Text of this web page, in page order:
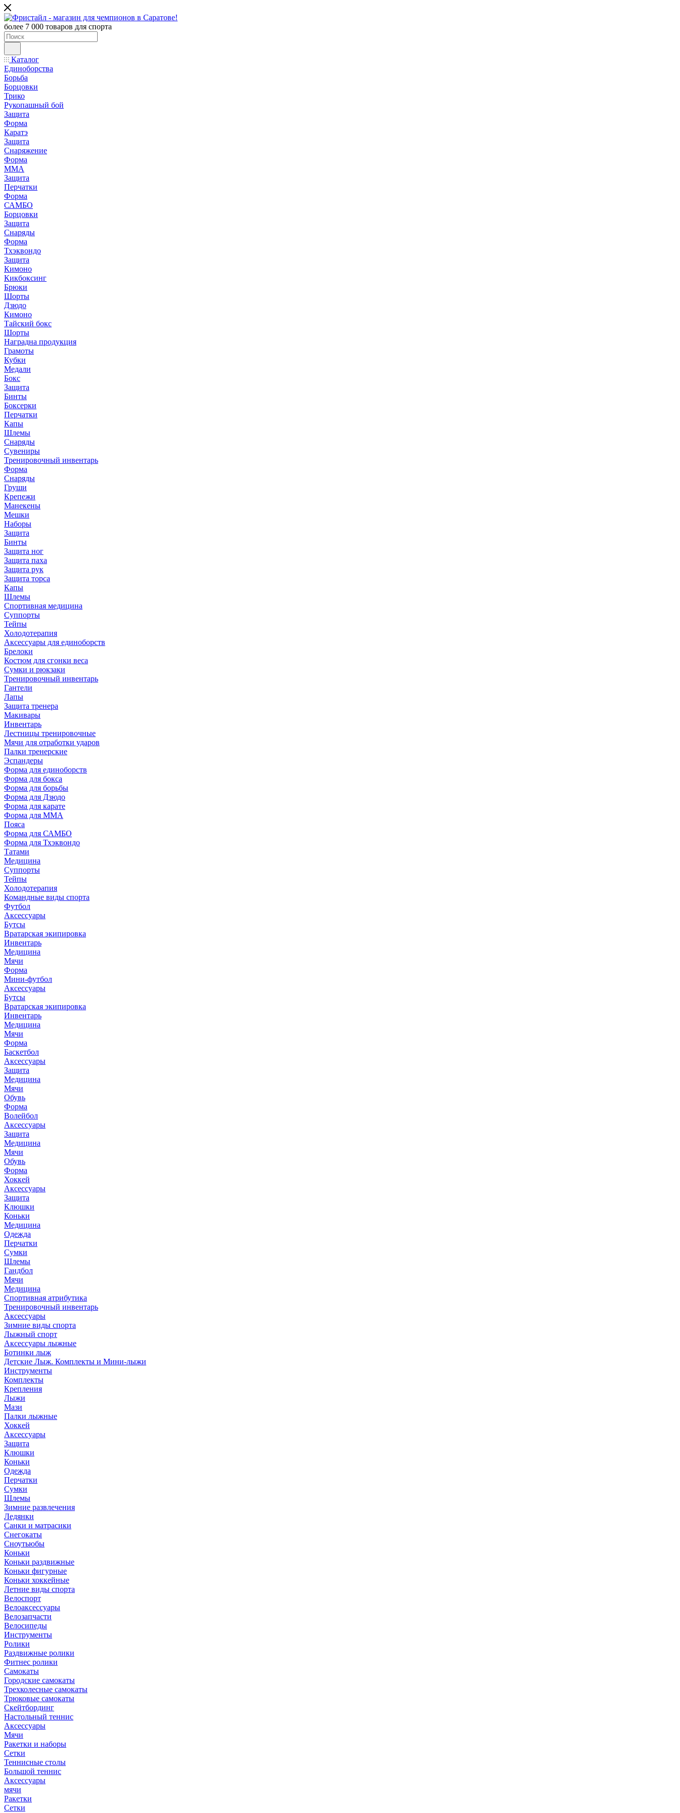
более 7 000 товаров для спорта
Каталог
Единоборства
Борьба
Борцовки
Трико
Рукопашный бой
Защита
Форма
Каратэ
Защита
Снаряжение
Форма
ММА
Защита
Перчатки
Форма
САМБО
Борцовки
Защита
Снаряды
Форма
Тхэквондо
Защита
Кимоно
Кикбоксинг
Брюки
Шорты
Дзюдо
Кимоно
Тайский бокс
Шорты
Наградна продукция
Грамоты
Кубки
Медали
Бокс
Защита
Бинты
Боксерки
Перчатки
Капы
Шлемы
Снаряды
Сувениры
Тренировочный инвентарь
Форма
Снаряды
Груши
Крепежи
Манекены
Мешки
Наборы
Защита
Бинты
Защита ног
Защита паха
Защита рук
Защита торса
Капы
Шлемы
Спортивная медицина
Суппорты
Тейпы
Холодотерапия
Аксессуары для единоборств
Брелоки
Костюм для сгонки веса
Сумки и рюкзаки
Тренировочный инвентарь
Гантели
Лапы
Защита тренера
Макивары
Инвентарь
Лестницы тренировочные
Мячи для отработки ударов
Палки тренерские
Эспандеры
Форма для единоборств
Форма для бокса
Форма для борьбы
Форма для Дзюдо
Форма для карате
Форма для MMA
Пояса
Форма для САМБО
Форма для Тхэквондо
Татами
Медицина
Суппорты
Тейпы
Холодотерапия
Командные виды спорта
Футбол
Аксессуары
Бутсы
Вратарская экипировка
Инвентарь
Медицина
Мячи
Форма
Мини-футбол
Аксессуары
Бутсы
Вратарская экипировка
Инвентарь
Медицина
Мячи
Форма
Баскетбол
Аксессуары
Защита
Медицина
Мячи
Обувь
Форма
Волейбол
Аксессуары
Защита
Медицина
Мячи
Обувь
Форма
Хоккей
Аксессуары
Защита
Клюшки
Коньки
Медицина
Одежда
Перчатки
Сумки
Шлемы
Гандбол
Мячи
Медицина
Спортивная атрибутика
Тренировочный инвентарь
Аксессуары
Зимние виды спорта
Лыжный спорт
Аксессуары лыжные
Ботинки лыж
Детские Лыж. Комплекты и Мини-лыжи
Инструменты
Комплекты
Крепления
Лыжи
Мази
Палки лыжные
Хоккей
Аксессуары
Защита
Клюшки
Коньки
Одежда
Перчатки
Сумки
Шлемы
Зимние развлечения
Ледянки
Санки и матрасики
Снегокаты
Сноутьюбы
Коньки
Коньки раздвижные
Коньки фигурные
Коньки хоккейные
Летние виды спорта
Велоспорт
Велоаксессуары
Велозапчасти
Велосипеды
Инструменты
Ролики
Раздвижные ролики
Фитнес ролики
Самокаты
Городские самокаты
Трехколесные самокаты
Трюковые самокаты
Скейтбординг
Настольный теннис
Аксессуары
Мячи
Ракетки и наборы
Сетки
Теннисные столы
Большой теннис
Аксессуары
мячи
Ракетки
Сетки